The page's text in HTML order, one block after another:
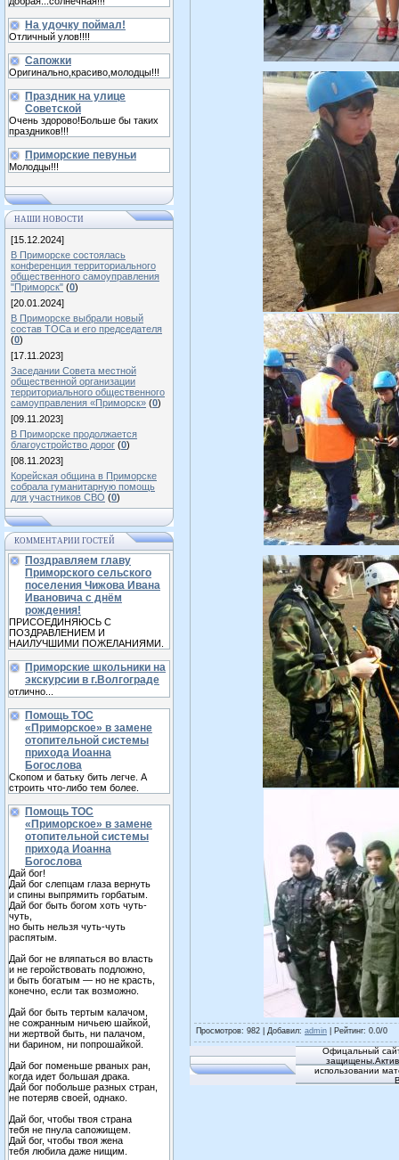
На удочку поймал!
Отличный улов!!!!
Сапожки
Оригинально,красиво,молодцы!!!
Праздник на улице
Советской
Очень здорово!Больше бы таких
праздников!!!
Приморские певуньи
Молодцы!!!
НАШИ НОВОСТИ
[15.12.2024]
В Приморске состоялась
конференция территориального
общественного самоуправления
"Приморск" (0)
[20.01.2024]
В Приморске выбрали новый
состав ТОСа и его председателя
(0)
[17.11.2023]
Заседании Совета местной
общественной организации
территориального общественного
самоуправления «Приморск» (0)
[09.11.2023]
В Приморске продолжается
благоустройство дорог (0)
[08.11.2023]
Корейская община в Приморске
собрала гуманитарную помощь
для участников СВО (0)
КОММЕНТАРИИ ГОСТЕЙ
Поздравляем главу
Приморского сельского
поселения Чижова Ивана
Ивановича с днём
рождения!
ПРИСОЕДИНЯЮСЬ С
ПОЗДРАВЛЕНИЕМ И
НАИЛУЧШИМИ ПОЖЕЛАНИЯМИ.
Приморские школьники на
экскурсии в г.Волгограде
отлично...
Помощь ТОС
«Приморское» в замене
отопительной системы
прихода Иоанна
Богослова
Скопом и батьку бить легче. А
строить что-либо тем более.
Помощь ТОС
«Приморское» в замене
отопительной системы
прихода Иоанна
Богослова
Дай бог!
Дай бог слепцам глаза вернуть
и спины выпрямить горбатым.
Дай бог быть богом хоть чуть-
чуть,
но быть нельзя чуть-чуть
распятым.
Дай бог не вляпаться во власть
и не геройствовать подложно,
и быть богатым — но не красть,
конечно, если так возможно.
Дай бог быть тертым калачом,
не сожранным ничьею шайкой,
ни жертвой быть, ни палачом,
ни барином, ни попрошайкой.
Дай бог поменьше рваных ран,
когда идет большая драка.
Дай бог побольше разных стран,
не потеряв своей, однако.
Дай бог, чтобы твоя страна
тебя не пнула сапожищем.
Дай бог, чтобы твоя жена
тебя любила даже нищим.
Просмотров: 982 | Добавил: admin Рейтинг: 0.0/0
Офицальный
использовании